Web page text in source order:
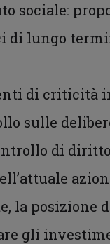
sociale:
di lungo
di criticità
sulle
di
la posizione
gli